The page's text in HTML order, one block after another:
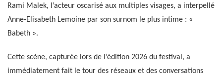
Rami Malek, l’acteur oscarisé aux multiples visages, a interpellé
Anne-Elisabeth Lemoine par son surnom le plus intime : «
Babeth ».
Cette scène, capturée lors de l’édition 2026 du festival, a
immédiatement fait le tour des réseaux et des conversations